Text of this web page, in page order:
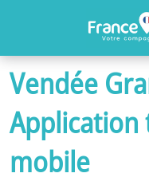
ACCUEIL
FONCTIONNALITÉS
PROFESSIONNELS
Vendée
mobile